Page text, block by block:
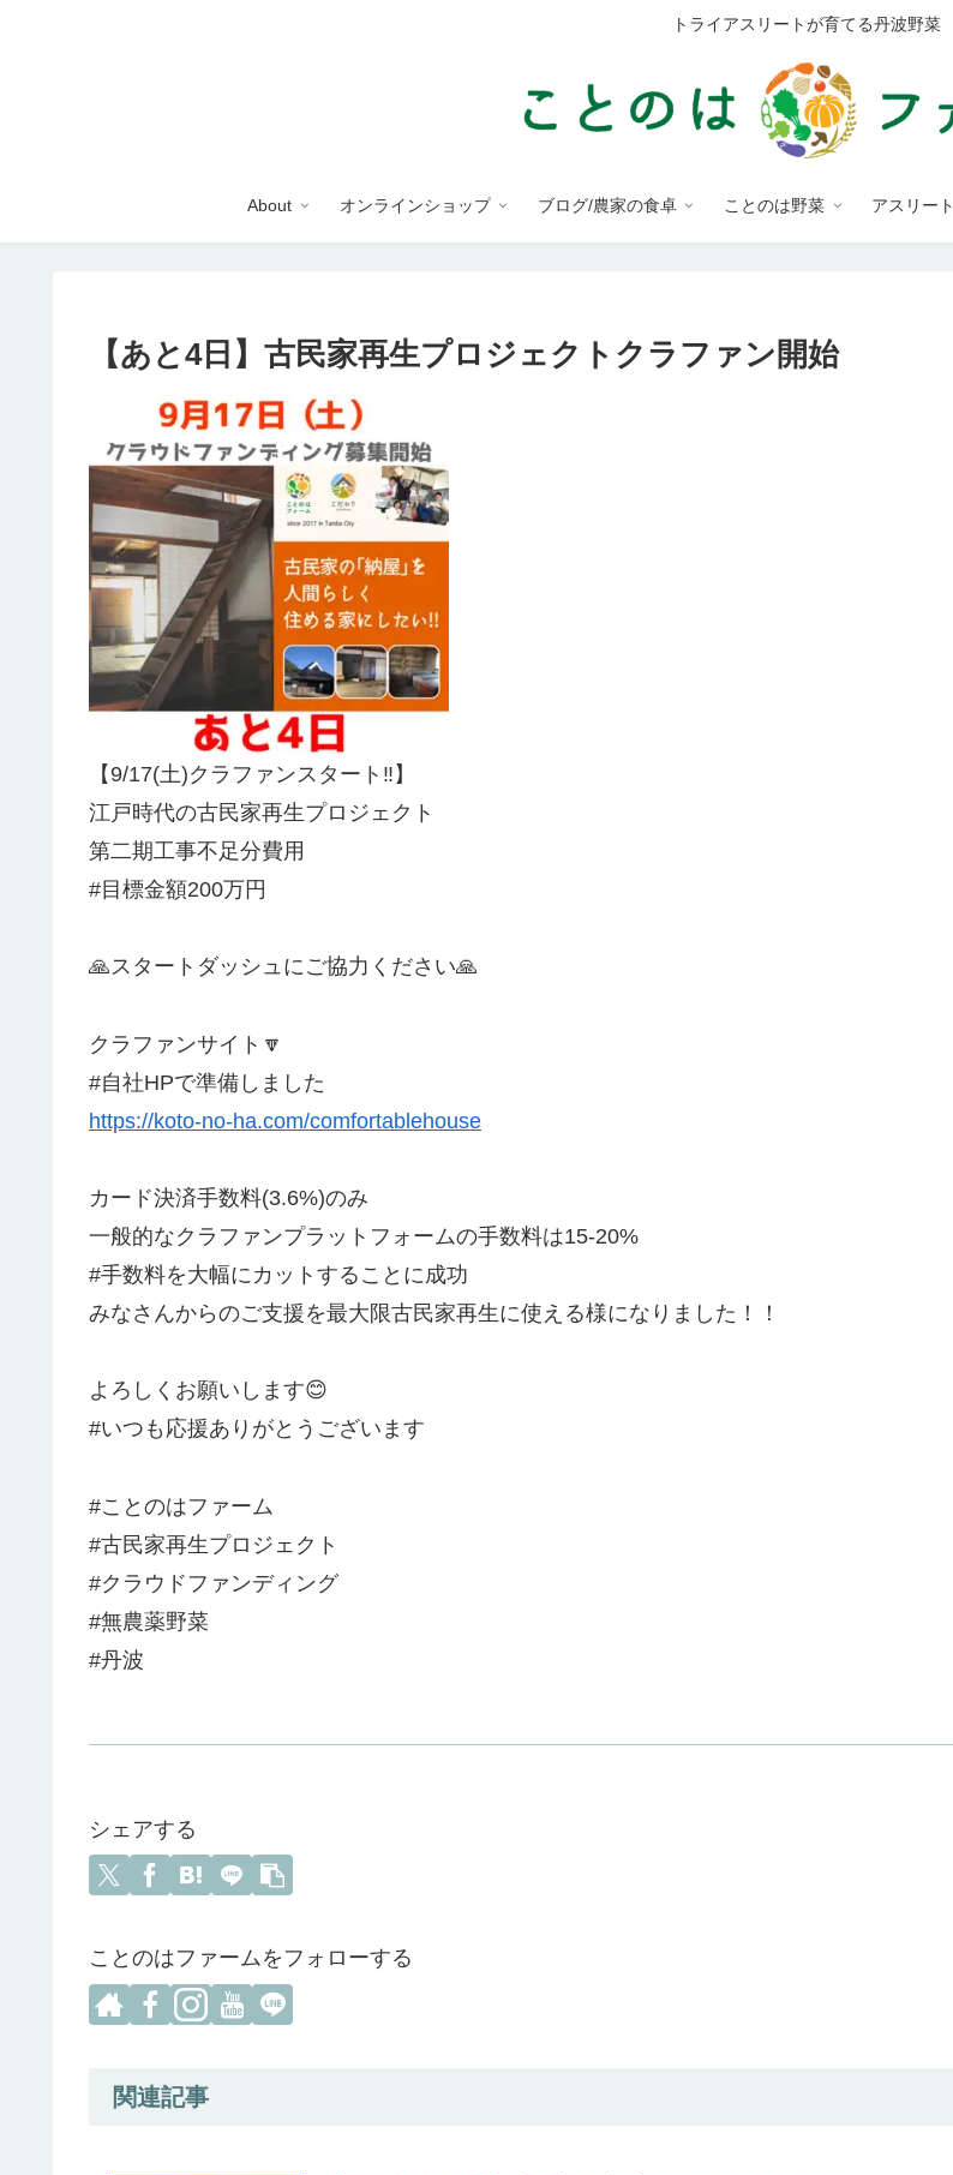
トライアスリートが育てる丹波野菜
About オンラインショップ ブログ/農家の食卓 ことのは野菜 アスリート
【あと4日】古民家再生プロジェクトクラファン開始
【9/17(土)クラファンスタート‼️】
江戸時代の古民家再生プロジェクト
第二期工事不足分費用
#目標金額200万円
🙏スタートダッシュにご協力ください🙏
クラファンサイト🔽
#自社HPで準備しました
https://koto-no-ha.com/comfortablehouse
カード決済手数料(3.6%)のみ
一般的なクラファンプラットフォームの手数料は15-20%
#手数料を大幅にカットすることに成功
みなさんからのご支援を最大限古民家再生に使える様になりました！！
よろしくお願いします😊
#いつも応援ありがとうございます
#ことのはファーム
#古民家再生プロジェクト
#クラウドファンディング
#無農薬野菜
#丹波
シェアする
ことのはファームをフォローする
関連記事